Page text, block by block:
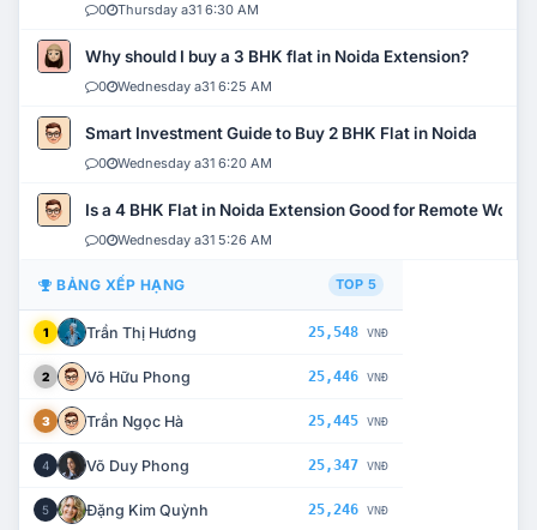
0 Thursday a31 6:30 AM
Why should I buy a 3 BHK flat in Noida Extension?
0 Wednesday a31 6:25 AM
Smart Investment Guide to Buy 2 BHK Flat in Noida
0 Wednesday a31 6:20 AM
Is a 4 BHK Flat in Noida Extension Good for Remote Work?
0 Wednesday a31 5:26 AM
BẢNG XẾP HẠNG TOP 5
1 Trần Thị Hương 25,548 VNĐ
2 Võ Hữu Phong 25,446 VNĐ
3 Trần Ngọc Hà 25,445 VNĐ
4 Võ Duy Phong 25,347 VNĐ
5 Đặng Kim Quỳnh 25,246 VNĐ